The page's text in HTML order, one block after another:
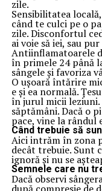
zile.
Sensibilitatea
când te culci pe o
zile. Disconfortul
ai voie să iei, sau
Antiinflamatoarele
în primele 24 până
sângele și favoriza
O ușoară întărire
e și ea normală.
în jurul micii leziuni.
săptămâni. Dacă o
pace, vine la rândul
Când trebuie să
Aici intrăm în zona
decât trebuie. Sunt
ignoră și nu se
Semnele care nu
Dacă observi